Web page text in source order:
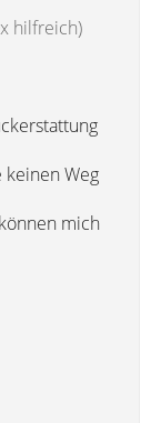
hilfreich)
Weg
mich